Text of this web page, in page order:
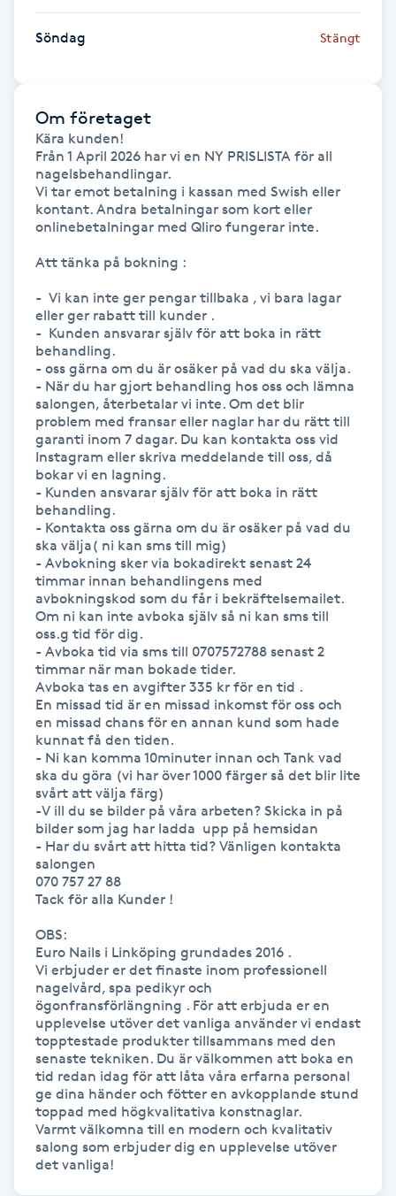
Hårborttagning
Hårförlängning
Hårvård
Hälsa
Hälsprickor
Idrottsmassage
IPL hårborttagning
IR-massage
Japansk massage
Katun fransar
Kemisk peeling
Keratinbehandling
Kinesiologi
Kinesisk medicin
Klangmassage
Klippning
Klippning & Slingor
Klippning ungdom
Koppningsmassage
Söndag Stängt
Om företaget
Kära kunden!
Från 1 April 2026 har vi en NY PRISLISTA för all
nagelsbehandlingar.
Vi tar emot betalning i kassan med Swish eller
kontant. Andra betalningar som kort eller
onlinebetalningar med Qliro fungerar inte.
Att tänka på bokning :
-  Vi kan inte ger pengar tillbaka , vi bara lagar
eller ger rabatt till kunder .
-  Kunden ansvarar själv för att boka in rätt
behandling.
- oss gärna om du är osäker på vad du ska välja.
- När du har gjort behandling hos oss och lämna
salongen, återbetalar vi inte. Om det blir
problem med fransar eller naglar har du rätt till
garanti inom 7 dagar. Du kan kontakta oss vid
Instagram eller skriva meddelande till oss, då
bokar vi en lagning.
- Kunden ansvarar själv för att boka in rätt
behandling.
- Kontakta oss gärna om du är osäker på vad du
ska välja( ni kan sms till mig)
- Avbokning sker via bokadirekt senast 24
timmar innan behandlingens med
avbokningskod som du får i bekräftelsemailet.
Om ni kan inte avboka själv så ni kan sms till
oss.g tid för dig.
- Avboka tid via sms till 0707572788 senast 2
timmar när man bokade tider.
Avboka tas en avgifter 335 kr för en tid .
En missad tid är en missad inkomst för oss och
en missad chans för en annan kund som hade
kunnat få den tiden.
- Ni kan komma 10minuter innan och Tank vad
ska du göra (vi har över 1000 färger så det blir lite
svårt att välja färg)
-V ill du se bilder på våra arbeten? Skicka in på
bilder som jag har ladda  upp på hemsidan
- Har du svårt att hitta tid? Vänligen kontakta
salongen
070 757 27 88
Tack för alla Kunder !
OBS:
Euro Nails i Linköping grundades 2016 .
Vi erbjuder er det finaste inom professionell
nagelvård, spa pedikyr och
ögonfransförlängning . För att erbjuda er en
upplevelse utöver det vanliga använder vi endast
topptestade produkter tillsammans med den
senaste tekniken. Du är välkommen att boka en
tid redan idag för att låta våra erfarna personal
ge dina händer och fötter en avkopplande stund
toppad med högkvalitativa konstnaglar.
Varmt välkomna till en modern och kvalitativ
salong som erbjuder dig en upplevelse utöver